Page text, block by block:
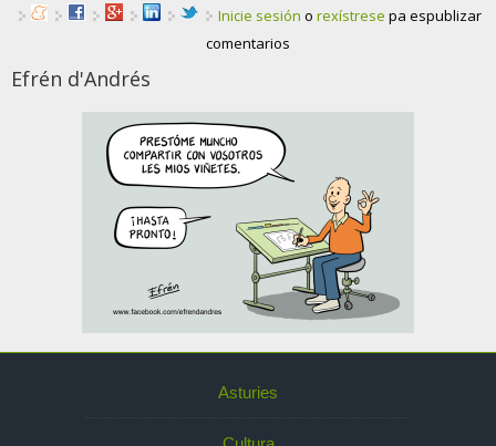
Inicie sesión o rexístrese pa espublizar
comentarios
Efrén d'Andrés
Asturies